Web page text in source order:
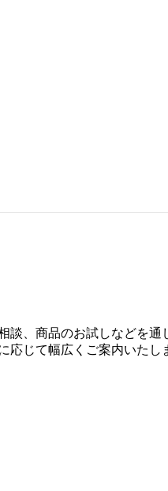
談、商品のお試しなどを
応じて幅広くご案内いた